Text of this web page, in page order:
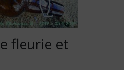
fleurie et